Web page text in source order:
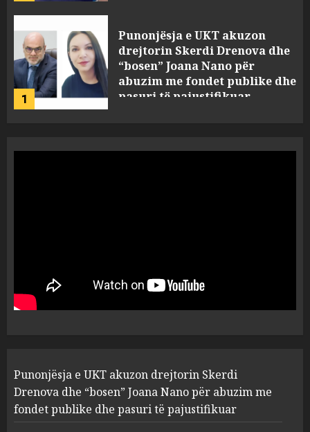
1
Punonjësja e UKT akuzon
drejtorin Skerdi Drenova dhe
“bosen” Joana Nano për
abuzim me fondet publike dhe
pasuri të pajustifikuar
3
ngjarja u fsheh. A u vodhën
serverat?
MARCH 25, 2025
4
çfarë dënimi kërkon për
Mariela dhe Antonela
Berishën
MARCH 25, 2025
Punonjësja e UKT akuzon drejtorin Skerdi
Drenova dhe “bosen” Joana Nano për abuzim me
fondet publike dhe pasuri të pajustifikuar